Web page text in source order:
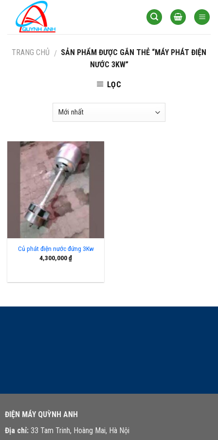
content
TRANG CHỦ / SẢN PHẨM ĐƯỢC GẮN THẺ “MÁY PHÁT ĐIỆN
NƯỚC 3KW”
LỌC
Củ phát điện nước đứng 3Kw
4,300,000₫
ĐIỆN MÁY QUỲNH ANH
Địa chỉ: 33 Tam Trinh, Hoàng Mai, Hà Nội